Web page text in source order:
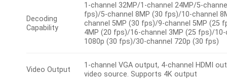
Decoding
Capability
1-channel 32MP/1-channel 24MP/5-
fps)/5-channel 8MP (30 fps)/10-channel
channel 5MP (30 fps)/9-channel 5MP (25
4MP (20 fps)/16-channel 3MP (25 fps)/
1080p (30 fps)/30-channel 720p (30 fps)
Video Output
1-channel VGA output, 4-channel HDMI
video source. Supports 4K output